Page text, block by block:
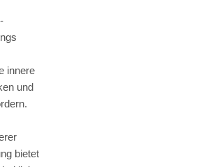
innere
und
bietet